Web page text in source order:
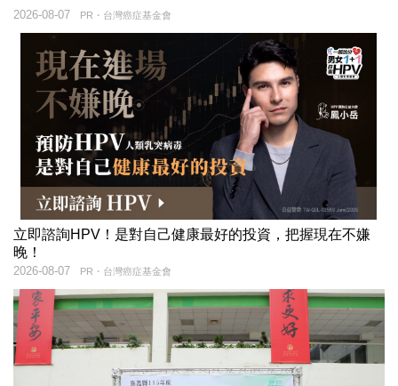
PR・台灣癌症基金會
2026-08-07
立即諮詢HPV！是對自己健康最好的投資，把握現在不嫌
晚！
PR・台灣癌症基金會
2026-08-07